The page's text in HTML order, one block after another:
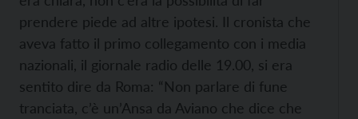
prendere piede ad altre ipotesi. Il cronista che
aveva fatto il primo collegamento con i media
nazionali, il giornale radio delle 19.00, si era
sentito dire da Roma: “Non parlare di fune
tranciata, c’è un’Ansa da Aviano che dice che